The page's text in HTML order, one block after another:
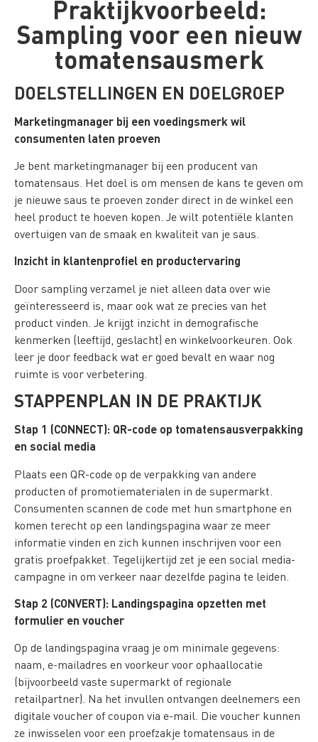
Praktijkvoorbeeld:
Sampling voor een nieuw
tomatensausmerk
DOELSTELLINGEN EN DOELGROEP
Marketingmanager bij een voedingsmerk wil
consumenten laten proeven
Je bent marketingmanager bij een producent van
tomatensaus. Het doel is om mensen de kans te geven om
je nieuwe saus te proeven zonder direct in de winkel een
heel product te hoeven kopen. Je wilt potentiële klanten
overtuigen van de smaak en kwaliteit van je saus.
Inzicht in klantenprofiel en productervaring
Door sampling verzamel je niet alleen data over wie
geïnteresseerd is, maar ook wat ze precies van het
product vinden. Je krijgt inzicht in demografische
kenmerken (leeftijd, geslacht) en winkelvoorkeuren. Ook
leer je door feedback wat er goed bevalt en waar nog
ruimte is voor verbetering.
STAPPENPLAN IN DE PRAKTIJK
Stap 1 (CONNECT): QR-code op tomatensausverpakking
en social media
Plaats een QR-code op de verpakking van andere
producten of promotiematerialen in de supermarkt.
Consumenten scannen de code met hun smartphone en
komen terecht op een landingspagina waar ze meer
informatie vinden en zich kunnen inschrijven voor een
gratis proefpakket. Tegelijkertijd zet je een social media-
campagne in om verkeer naar dezelfde pagina te leiden.
Stap 2 (CONVERT): Landingspagina opzetten met
formulier en voucher
Op de landingspagina vraag je om minimale gegevens:
naam, e-mailadres en voorkeur voor ophaallocatie
(bijvoorbeeld vaste supermarkt of regionale
retailpartner). Na het invullen ontvangen deelnemers een
digitale voucher of coupon via e-mail. Die voucher kunnen
ze inwisselen voor een proefzakje tomatensaus in de